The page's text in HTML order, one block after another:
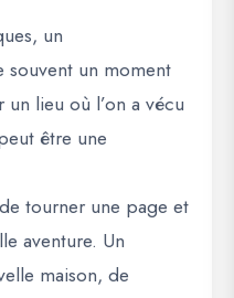
un
souvent un moment
lieu où l’on a vécu
être une
tourner une page et
aventure. Un
maison, de